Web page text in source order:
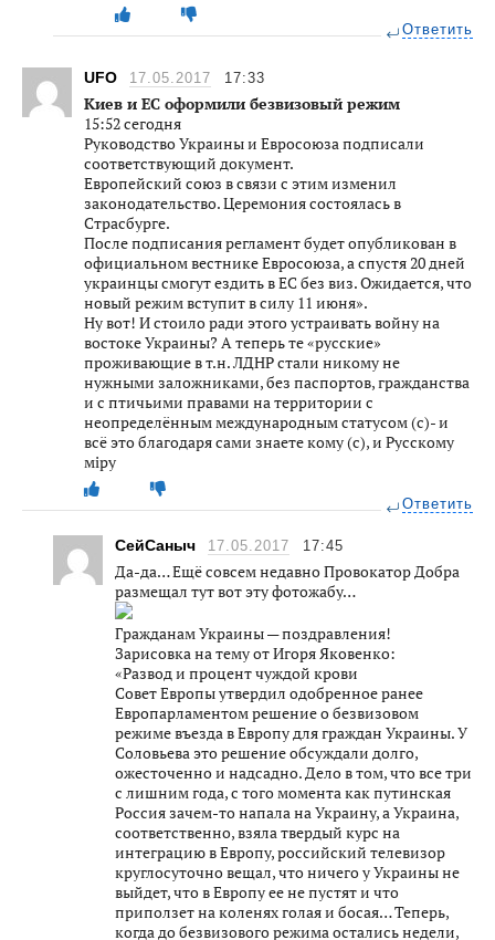
Ответить
UFO 17.05.2017 17:33
Киев и ЕС оформили безвизовый режим
15:52 сегодня
Руководство Украины и Евросоюза подписали
соответствующий документ.
Европейский союз в связи с этим изменил
законодательство. Церемония состоялась в
Страсбурге.
После подписания регламент будет опубликован в
официальном вестнике Евросоюза, а спустя 20 дней
украинцы смогут ездить в ЕС без виз. Ожидается, что
новый режим вступит в силу 11 июня».
Ну вот! И стоило ради этого устраивать войну на
востоке Украины? А теперь те «русские»
проживающие в т.н. ЛДНР стали никому не
нужными заложниками, без паспортов, гражданства
и с птичьими правами на территории с
неопределённым международным статусом (с)- и
всё это благодаря сами знаете кому (с), и Русскому
мiру
Ответить
СейСаныч 17.05.2017 17:45
Да-да… Ещё совсем недавно Провокатор Добра
размещал тут вот эту фотожабу…
Гражданам Украины — поздравления!
Зарисовка на тему от Игоря Яковенко:
«Развод и процент чуждой крови
Совет Европы утвердил одобренное ранее
Европарламентом решение о безвизовом
режиме въезда в Европу для граждан Украины. У
Соловьева это решение обсуждали долго,
ожесточенно и надсадно. Дело в том, что все три
с лишним года, с того момента как путинская
Россия зачем-то напала на Украину, а Украина,
соответственно, взяла твердый курс на
интеграцию в Европу, российский телевизор
круглосуточно вещал, что ничего у Украины не
выйдет, что в Европу ее не пустят и что
приползет на коленях голая и босая… Теперь,
когда до безвизового режима остались недели,